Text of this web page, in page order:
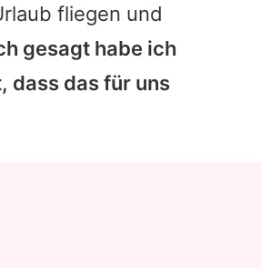
fliegen und
gesagt habe ich
dass das für uns